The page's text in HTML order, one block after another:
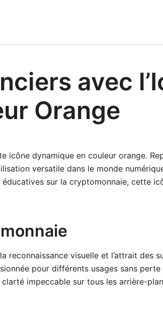
avec
Orange
icône dynamique en couleur orange.
versatile dans le monde
sur la cryptomonnaie, cette
reconnaissance visuelle et l’attrait des
pour différents usages sans
impeccable sur tous les arrière-